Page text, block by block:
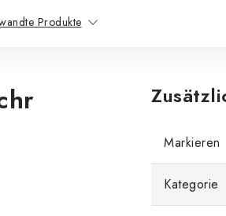
Produkte
Markieren
Kategorie